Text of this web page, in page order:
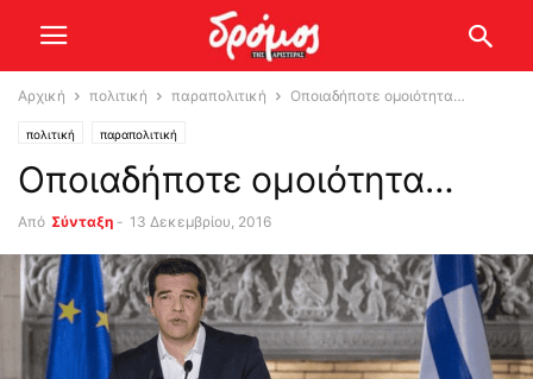
Αρχική πολιτική παραπολιτική Οποιαδήποτε ομοιότητα…
πολιτική παραπολιτική
Οποιαδήποτε ομοιότητα…
Από Σύνταξη - 13 Δεκεμβρίου, 2016